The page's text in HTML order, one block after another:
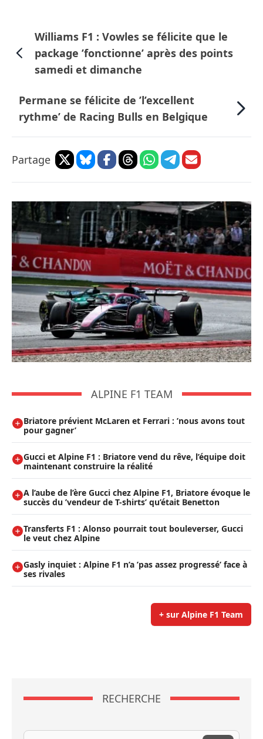
Williams F1 : Vowles se félicite que le
package ’fonctionne’ après des points
samedi et dimanche
Permane se félicite de ’l’excellent
rythme’ de Racing Bulls en Belgique
Partage
ALPINE F1 TEAM
Briatore prévient McLaren et Ferrari : ’nous avons tout
pour gagner’
Gucci et Alpine F1 : Briatore vend du rêve, l’équipe doit
maintenant construire la réalité
A l’aube de l’ère Gucci chez Alpine F1, Briatore évoque le
succès du ’vendeur de T-shirts’ qu’était Benetton
Transferts F1 : Alonso pourrait tout bouleverser, Gucci
le veut chez Alpine
Gasly inquiet : Alpine F1 n’a ’pas assez progressé’ face à
ses rivales
+ sur Alpine F1 Team
RECHERCHE
Recherche